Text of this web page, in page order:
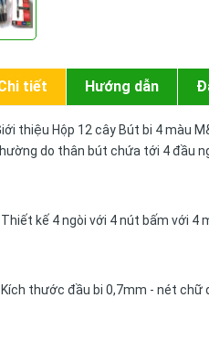
tiết Hướng dẫn
thiệu Hộp 12 cây Bút bi 4 màu
do thân bút chứa tới 4 đầu
Thiết kế 4 ngòi với 4 nút bấm với 4
Kích thước đầu bi 0,7mm - nét